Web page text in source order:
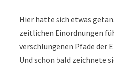
Hier hatte sich etwas
zeitlichen Einordnungen
verschlungenen Pfade der
Und schon bald zeichnete